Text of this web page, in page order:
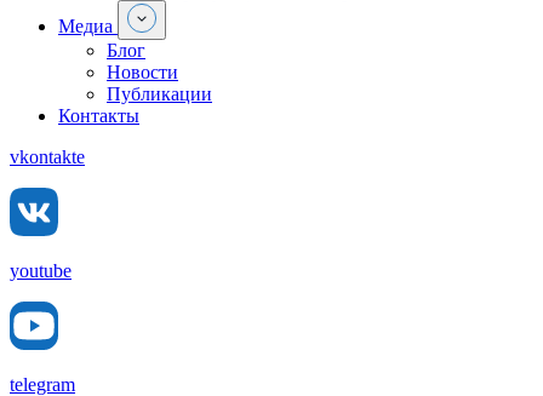
Медиа
Блог
Новости
Публикации
Контакты
vkontakte
youtube
telegram